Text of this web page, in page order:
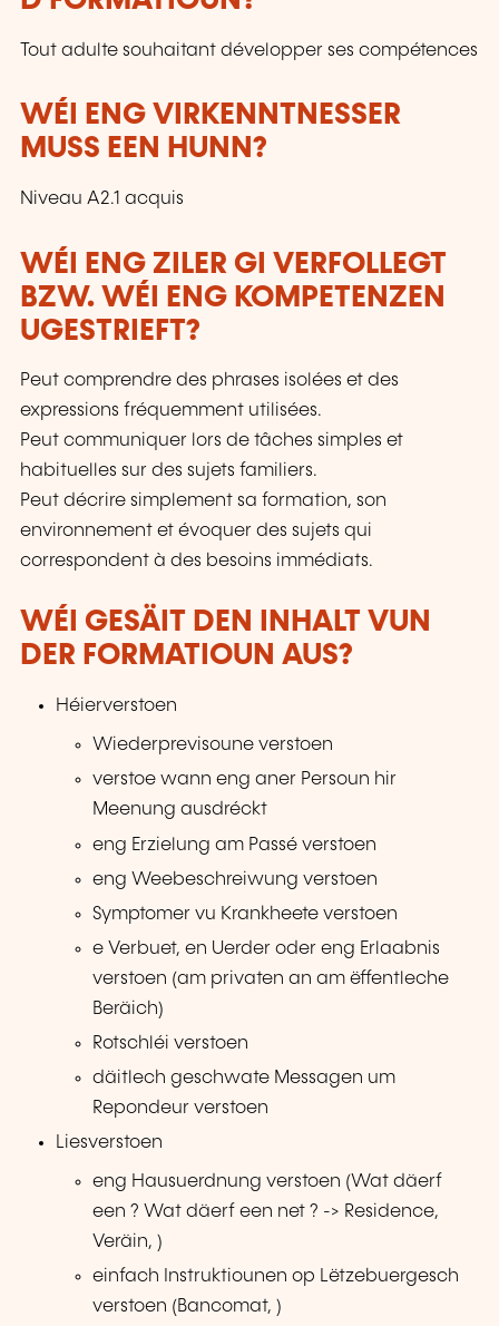
Tout adulte souhaitant développer ses compétences
WÉI ENG VIRKENNTNESSER
MUSS EEN HUNN?
Niveau A2.1 acquis
WÉI ENG ZILER GI VERFOLLEGT
BZW. WÉI ENG KOMPETENZEN
UGESTRIEFT?
Peut comprendre des phrases isolées et des
expressions fréquemment utilisées.
Peut communiquer lors de tâches simples et
habituelles sur des sujets familiers.
Peut décrire simplement sa formation, son
environnement et évoquer des sujets qui
correspondent à des besoins immédiats.
WÉI GESÄIT DEN INHALT VUN
DER FORMATIOUN AUS?
Héierverstoen
Wiederprevisoune verstoen
verstoe wann eng aner Persoun hir
Meenung ausdréckt
eng Erzielung am Passé verstoen
eng Weebeschreiwung verstoen
Symptomer vu Krankheete verstoen
e Verbuet, en Uerder oder eng Erlaabnis
verstoen (am privaten an am ëffentleche
Beräich)
Rotschléi verstoen
däitlech geschwate Messagen um
Repondeur verstoen
Liesverstoen
eng Hausuerdnung verstoen (Wat däerf
een ? Wat däerf een net ? -> Residence,
Veräin, )
einfach Instruktiounen op Lëtzebuergesch
verstoen (Bancomat, )